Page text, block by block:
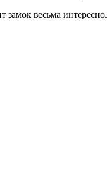
замок весьма интересно.